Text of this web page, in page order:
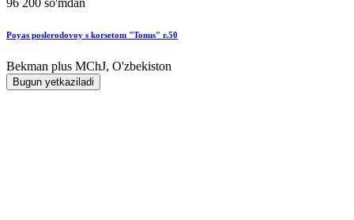
Poyas poslerodovoy s korsetom "Tonus" r.50
Bekman plus MChJ, O'zbekiston
Bugun yetkaziladi